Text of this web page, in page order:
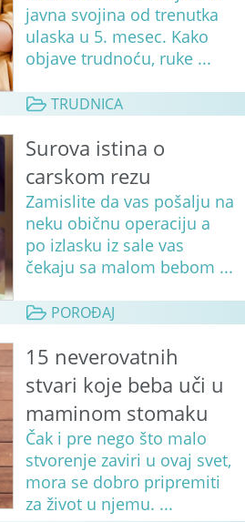
javna svojina od trenutka
ulaska u 5. mesec. Kako
objave trudnoću, ruke ...
TRUDNICA
Surova istina o
carskom rezu
Zamislite da vas pošalju na
neku običnu operaciju a
po izlasku iz sale vas
čekaju sa malom bebom ...
POROĐAJ
15 neverovatnih
stvari koje beba uči u
maminom stomaku
Čak i pre nego što malo
stvorenje zaviri u ovaj svet,
mora se dobro pripremiti
za život u njemu. ...